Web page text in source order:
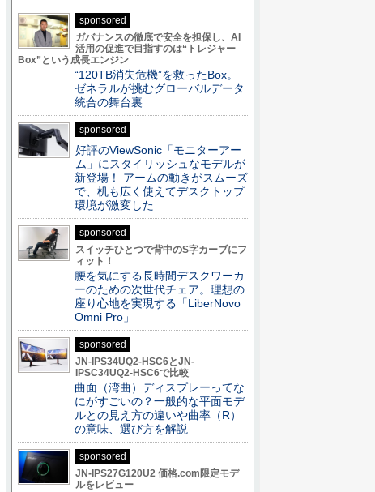
sponsored
ガバナンスの徹底で安全を担保し、AI
活用の促進で目指すのは“トレジャー
Box”という成長エンジン
“120TB消失危機”を救ったBox。
ゼネラルが挑むグローバルデータ
統合の舞台裏
sponsored
好評のViewSonic「モニターアー
ム」にスタイリッシュなモデルが
新登場！ アームの動きがスムーズ
で、机も広く使えてデスクトップ
環境が激変した
sponsored
スイッチひとつで背中のS字カーブにフ
ィット！
腰を気にする長時間デスクワーカ
ーのための次世代チェア。理想の
座り心地を実現する「LiberNovo
Omni Pro」
sponsored
JN-IPS34UQ2-HSC6とJN-
IPSC34UQ2-HSC6で比較
曲面（湾曲）ディスプレーってな
にがすごいの？一般的な平面モデ
ルとの見え方の違いや曲率（R）
の意味、選び方を解説
sponsored
JN-IPS27G120U2 価格.com限定モデ
ルをレビュー